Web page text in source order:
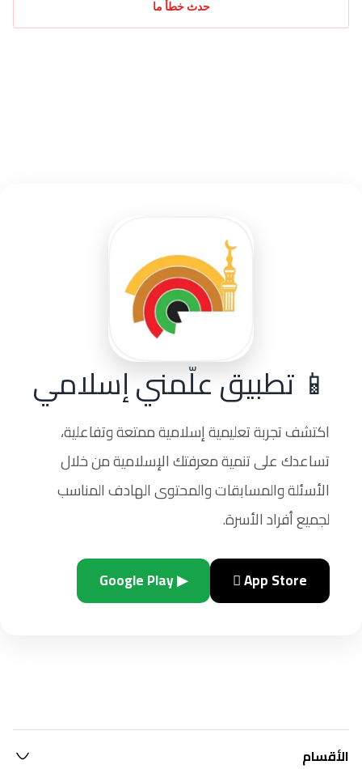
حدث خطأ ما
📱 تطبيق علّمني إسلامي
اكتشف تجربة تعليمية إسلامية ممتعة وتفاعلية،
تساعدك على تنمية معرفتك الإسلامية من خلال
الأسئلة والمسابقات والمحتوى الهادف المناسب
لجميع أفراد الأسرة.
 App Store
▶ Google Play
الأقسام